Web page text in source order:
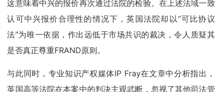
这意味着中兴的报价再次通过法院的检验。在上述法域一致
认可中兴报价合理性的情况下，英国法院却以“可比协议
法”为唯一依据，作出远低于市场共识的裁决，令人质疑其
是否真正尊重FRAND原则。
与此同时，专业知识产权媒体IP Fray在文章中分析指出，
英国高等法院在本案中的判决主观武断，忽视了其他司法管